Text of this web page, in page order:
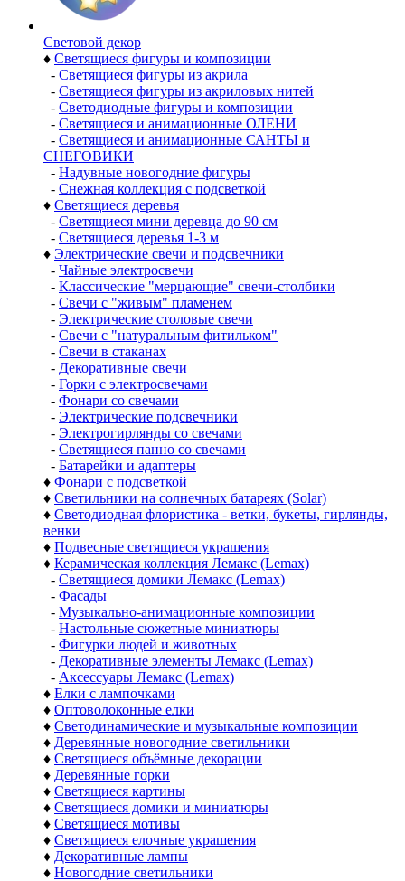
Световой декор
♦ Светящиеся фигуры и композиции
- Светящиеся фигуры из акрила
- Светящиеся фигуры из акриловых нитей
- Светодиодные фигуры и композиции
- Светящиеся и анимационные ОЛЕНИ
- Светящиеся и анимационные САНТЫ и
СНЕГОВИКИ
- Надувные новогодние фигуры
- Снежная коллекция с подсветкой
♦ Светящиеся деревья
- Светящиеся мини деревца до 90 см
- Светящиеся деревья 1-3 м
♦ Электрические свечи и подсвечники
- Чайные электросвечи
- Классические "мерцающие" свечи-столбики
- Свечи с "живым" пламенем
- Электрические столовые свечи
- Свечи с "натуральным фитильком"
- Свечи в стаканах
- Декоративные свечи
- Горки с электросвечами
- Фонари со свечами
- Электрические подсвечники
- Электрогирлянды со свечами
- Светящиеся панно со свечами
- Батарейки и адаптеры
♦ Фонари с подсветкой
♦ Светильники на солнечных батареях (Solar)
♦ Светодиодная флористика - ветки, букеты, гирлянды,
венки
♦ Подвесные светящиеся украшения
♦ Керамическая коллекция Лемакс (Lemax)
- Светящиеся домики Лемакс (Lemax)
- Фасады
- Музыкально-анимационные композиции
- Настольные сюжетные миниатюры
- Фигурки людей и животных
- Декоративные элементы Лемакс (Lemax)
- Аксессуары Лемакс (Lemax)
♦ Елки с лампочками
♦ Оптоволоконные елки
♦ Светодинамические и музыкальные композиции
♦ Деревянные новогодние светильники
♦ Светящиеся объёмные декорации
♦ Деревянные горки
♦ Светящиеся картины
♦ Светящиеся домики и миниатюры
♦ Светящиеся мотивы
♦ Светящиеся елочные украшения
♦ Декоративные лампы
♦ Новогодние светильники